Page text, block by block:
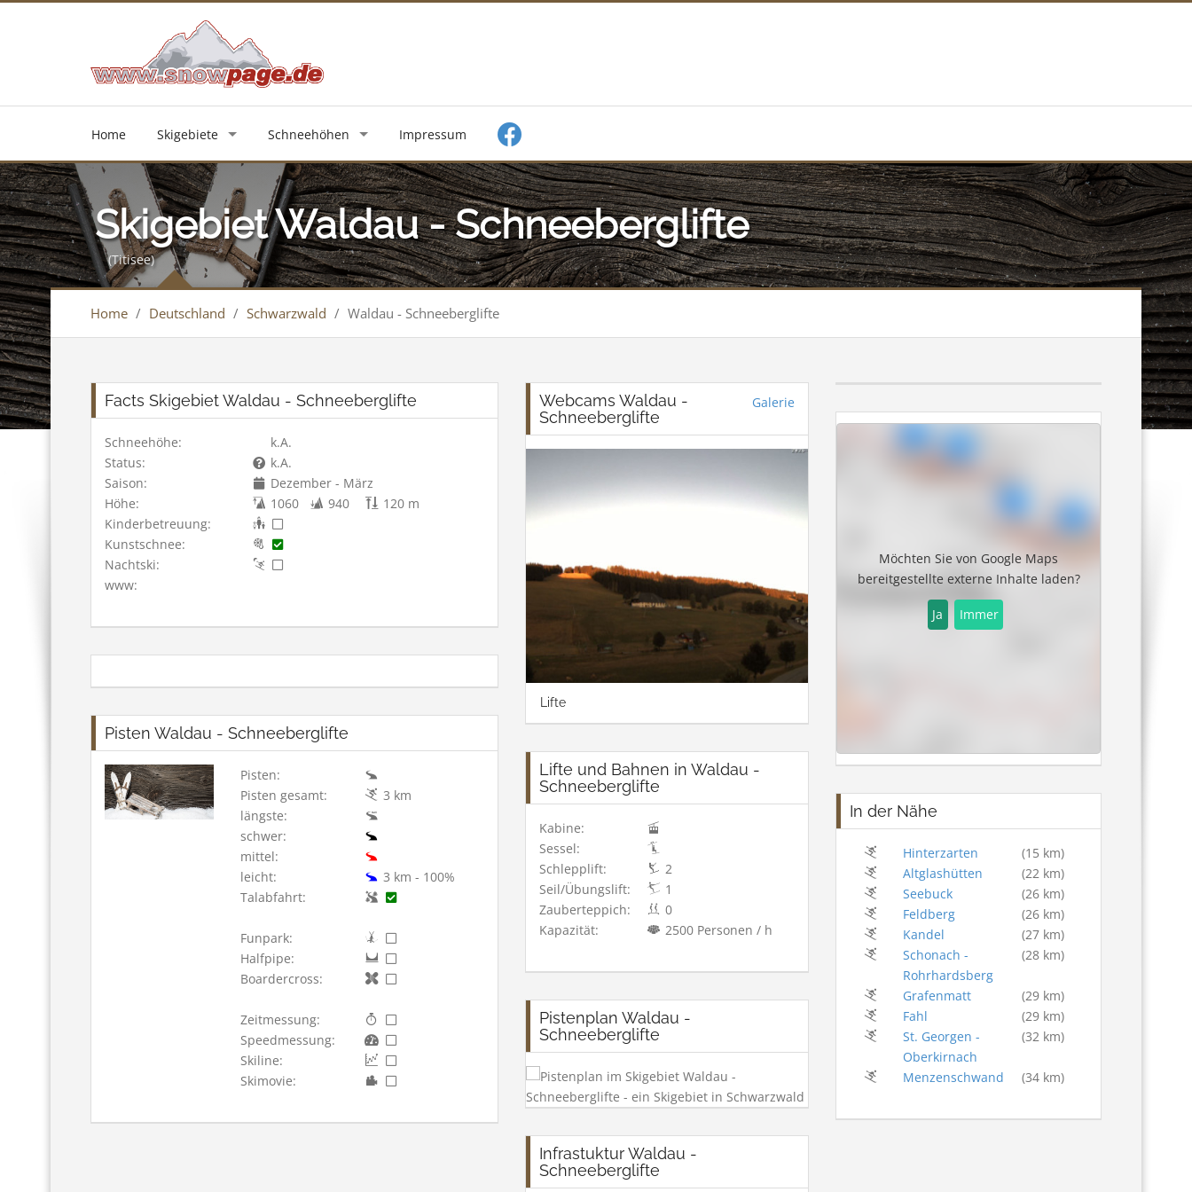
Home Skigebiete Schneehöhen Impressum
Skigebiet Waldau - Schneeberglifte
(Titisee)
Home / Deutschland / Schwarzwald / Waldau - Schneeberglifte
Facts Skigebiet Waldau - Schneeberglifte
Schneehöhe:
k.A.
Status:
k.A.
Saison:
Dezember - März
Höhe:
1060 940
120 m
Kinderbetreuung:
Kunstschnee:
Nachtski:
www:
Pisten Waldau - Schneeberglifte
Pisten:
Pisten gesamt:
3 km
längste:
schwer:
mittel:
leicht:
3 km - 100%
Talabfahrt:
Funpark:
Halfpipe:
Boardercross:
Zeitmessung:
Speedmessung:
Skiline:
Skimovie:
Webcams Waldau -
Schneeberglifte
Galerie
Lifte
Lifte und Bahnen in Waldau -
Schneeberglifte
Kabine:
Sessel:
Schlepplift:
2
Seil/Übungslift:
1
Zauberteppich:
0
Kapazität:
2500 Personen / h
Pistenplan Waldau -
Schneeberglifte
Infrastuktur Waldau -
Schneeberglifte
Möchten Sie von Google Maps
bereitgestellte externe Inhalte laden?
Ja Immer
In der Nähe
Hinterzarten
(15 km)
Altglashütten
(22 km)
Seebuck
(26 km)
Feldberg
(26 km)
Kandel
(27 km)
Schonach -
Rohrhardsberg
(28 km)
Grafenmatt
(29 km)
Fahl
(29 km)
St. Georgen -
Oberkirnach
(32 km)
Menzenschwand (34 km)